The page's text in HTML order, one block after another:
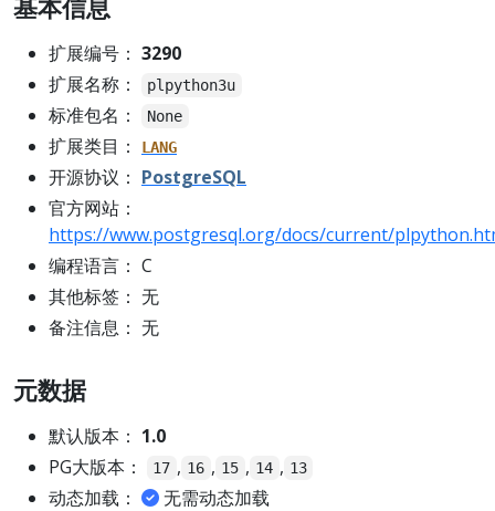
基本信息
扩展编号： 3290
扩展名称：
plpython3u
标准包名： None
扩展类目： LANG
开源协议： PostgreSQL
官方网站：
https://www.postgresql.org/docs/current/
编程语言： C
其他标签： 无
备注信息： 无
元数据
默认版本： 1.0
PG大版本：
17 , 16 , 15 , 14 , 13
动态加载：
无需动态加载